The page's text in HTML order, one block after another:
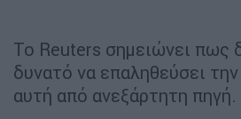
Το Reuters σημειώνει πως
δυνατό να επαληθεύσει
αυτή από ανεξάρτητη πηγή.